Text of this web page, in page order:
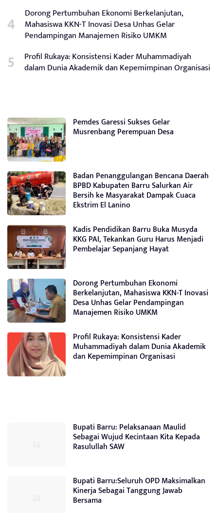
Dorong Pertumbuhan Ekonomi Berkelanjutan,
Mahasiswa KKN-T Inovasi Desa Unhas Gelar
Pendampingan Manajemen Risiko UMKM
Profil Rukaya: Konsistensi Kader Muhammadiyah
dalam Dunia Akademik dan Kepemimpinan Organisasi
Pemdes Garessi Sukses Gelar
Musrenbang Perempuan Desa
Badan Penanggulangan Bencana Daerah
BPBD Kabupaten Barru Salurkan Air
Bersih ke Masyarakat Dampak Cuaca
Ekstrim El Lanino
Kadis Pendidikan Barru Buka Musyda
KKG PAI, Tekankan Guru Harus Menjadi
Pembelajar Sepanjang Hayat
Dorong Pertumbuhan Ekonomi
Berkelanjutan, Mahasiswa KKN-T Inovasi
Desa Unhas Gelar Pendampingan
Manajemen Risiko UMKM
Profil Rukaya: Konsistensi Kader
Muhammadiyah dalam Dunia Akademik
dan Kepemimpinan Organisasi
Bupati Barru: Pelaksanaan Maulid
Sebagai Wujud Kecintaan Kita Kepada
Rasulullah SAW
Bupati Barru:Seluruh OPD Maksimalkan
Kinerja Sebagai Tanggung Jawab
Bersama